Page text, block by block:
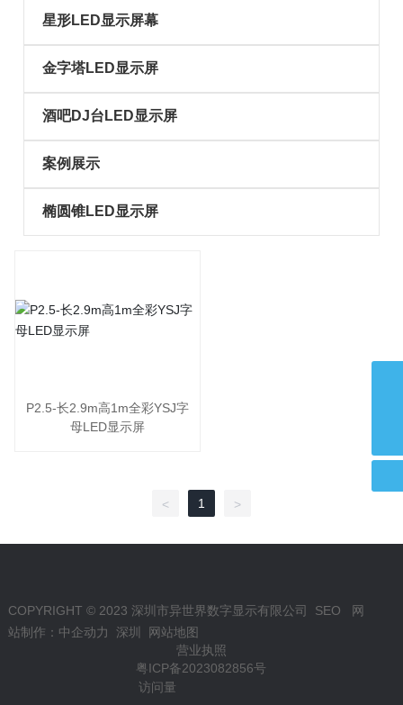
星形LED显示屏幕
金字塔LED显示屏
酒吧DJ台LED显示屏
案例展示
椭圆锥LED显示屏
P2.5-长2.9m高1m全彩YSJ字
母LED显示屏
< 1 >
COPYRIGHT © 2023 深圳市异世界数字显示有限公司 SEO
网
站制作： 中企动力 深圳
网站地图
营业执照
粤ICP备2023082856号
访问量